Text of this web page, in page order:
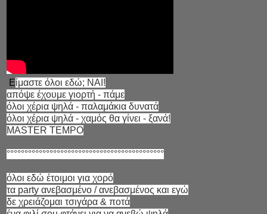
Είμαστε όλοι εδώ; ΝΑΙ!
απόψε έχουμε γιορτή - πάμε
όλοι χέρια ψηλά - παλαμάκια δυνατά
όλοι χέρια ψηλά - χαμός θα γίνει - ξανά!
MASTER TEMPO
°°°°°°°°°°°°°°°°°°°°°°°°°°°°°°°°°°°°°°°°°°°°
όλοι εδώ έτοιμοι για χορό
τα party ανεβασμένο / ανεβασμένος και εγώ
δε χρειάζομαι τσιγάρα & ποτά